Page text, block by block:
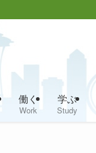
働く
Work
学ぶ
Study